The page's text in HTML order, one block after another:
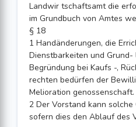
Landwir tschaftsamt die
im Grundbuch von Amtes
§ 18
1 Handänderungen, die
Dienstbarkeiten und
Begründung bei Kaufs -,
rechten bedürfen der
Melioration genossenschaft.
2 Der Vorstand kann
sofern dies den Ablauf des